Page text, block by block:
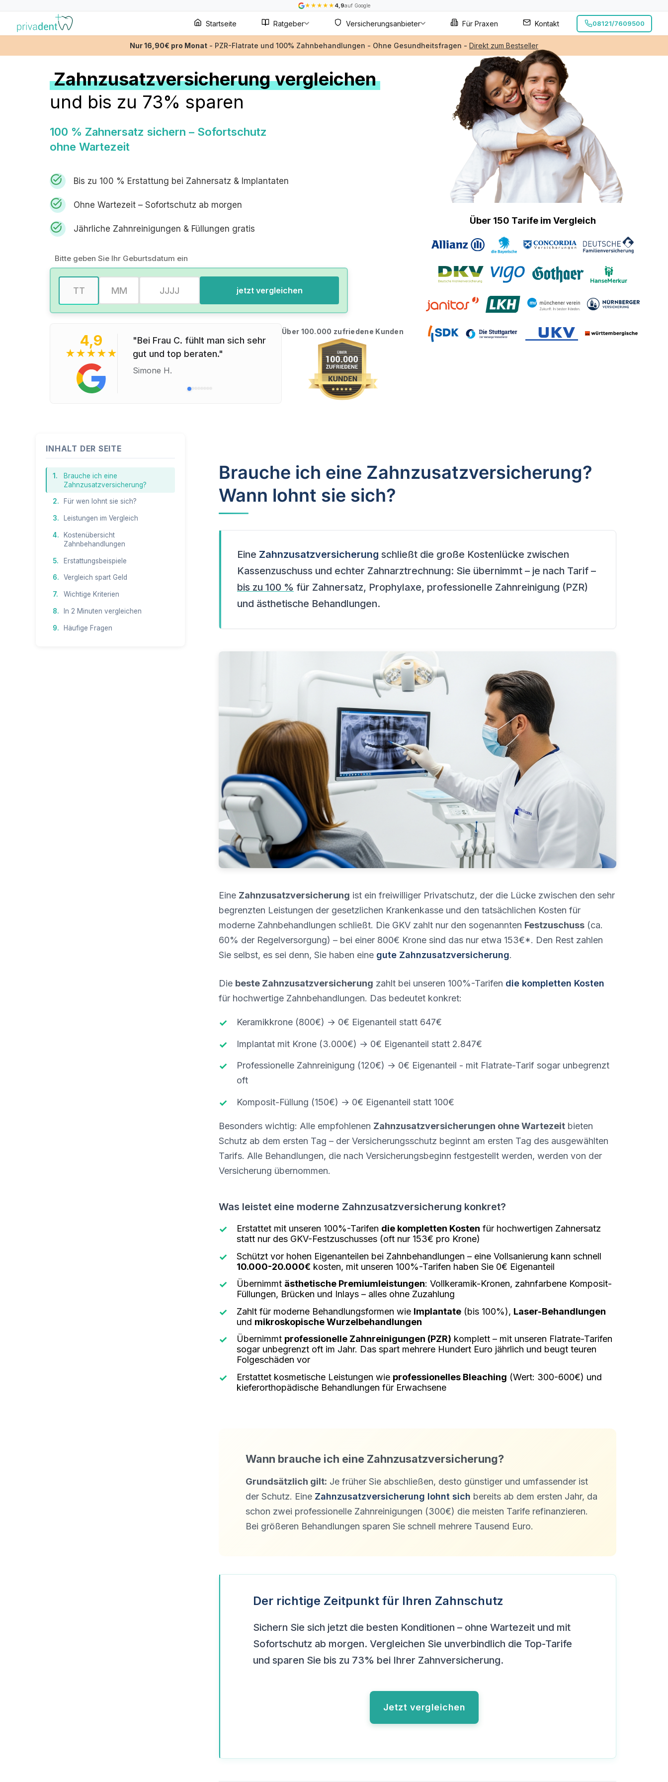
★ ★ ★ ★ ★ 4,9auf Google
Startseite Ratgeber Versicherungsanbieter Für Praxen Kontakt 08121/7609500
Nur 16,90€ pro Monat - PZR-Flatrate und 100% Zahnbehandlungen - Ohne Gesundheitsfragen - Direkt zum Bestseller
Zahnzusatzversicherung vergleichen
und bis zu 73% sparen
100 % Zahnersatz sichern – Sofortschutz
ohne Wartezeit
task_alt Bis zu 100 % Erstattung bei Zahnersatz & Implantaten
task_alt Ohne Wartezeit – Sofortschutz ab morgen
task_alt Jährliche Zahnreinigungen & Füllungen gratis
Bitte geben Sie Ihr Geburtsdatum ein
Tag Monat
jetzt vergleichen
4,9
★★★★★
"Bei Frau C. fühlt man sich sehr
gut und top beraten."
Simone H.
Über 100.000 zufriedene Kunden
Über 150 Tarife im Vergleich
INHALT DER SEITE
1.
Brauche ich eine
Zahnzusatzversicherung?
2. Für wen lohnt sie sich?
3. Leistungen im Vergleich
4.
Kostenübersicht
Zahnbehandlungen
5. Erstattungsbeispiele
6. Vergleich spart Geld
7. Wichtige Kriterien
8. In 2 Minuten vergleichen
9. Häufige Fragen
Brauche ich eine Zahnzusatzversicherung?
Wann lohnt sie sich?
Eine Zahnzusatzversicherung schließt die große Kostenlücke zwischen
Kassenzuschuss und echter Zahnarztrechnung: Sie übernimmt – je nach Tarif –
bis zu 100 % für Zahnersatz, Prophylaxe, professionelle Zahnreinigung (PZR)
und ästhetische Behandlungen.
Eine Zahnzusatzversicherung ist ein freiwilliger Privatschutz, der die Lücke zwischen den sehr
begrenzten Leistungen der gesetzlichen Krankenkasse und den tatsächlichen Kosten für
moderne Zahnbehandlungen schließt. Die GKV zahlt nur den sogenannten Festzuschuss (ca.
60% der Regelversorgung) – bei einer 800€ Krone sind das nur etwa 153€*. Den Rest zahlen
Sie selbst, es sei denn, Sie haben eine gute Zahnzusatzversicherung.
Die beste Zahnzusatzversicherung zahlt bei unseren 100%-Tarifen die kompletten Kosten
für hochwertige Zahnbehandlungen. Das bedeutet konkret:
Keramikkrone (800€) → 0€ Eigenanteil statt 647€
Implantat mit Krone (3.000€) → 0€ Eigenanteil statt 2.847€
Professionelle Zahnreinigung (120€) → 0€ Eigenanteil - mit Flatrate-Tarif sogar unbegrenzt
oft
Komposit-Füllung (150€) → 0€ Eigenanteil statt 100€
Besonders wichtig: Alle empfohlenen Zahnzusatzversicherungen ohne Wartezeit bieten
Schutz ab dem ersten Tag – der Versicherungsschutz beginnt am ersten Tag des ausgewählten
Tarifs. Alle Behandlungen, die nach Versicherungsbeginn festgestellt werden, werden von der
Versicherung übernommen.
Was leistet eine moderne Zahnzusatzversicherung konkret?
Erstattet mit unseren 100%-Tarifen die kompletten Kosten für hochwertigen Zahnersatz
statt nur des GKV-Festzuschusses (oft nur 153€ pro Krone)
Schützt vor hohen Eigenanteilen bei Zahnbehandlungen – eine Vollsanierung kann schnell
10.000-20.000€ kosten, mit unseren 100%-Tarifen haben Sie 0€ Eigenanteil
Übernimmt ästhetische Premiumleistungen: Vollkeramik-Kronen, zahnfarbene Komposit-
Füllungen, Brücken und Inlays – alles ohne Zuzahlung
Zahlt für moderne Behandlungsformen wie Implantate (bis 100%), Laser-Behandlungen
und mikroskopische Wurzelbehandlungen
Übernimmt professionelle Zahnreinigungen (PZR) komplett – mit unseren Flatrate-Tarifen
sogar unbegrenzt oft im Jahr. Das spart mehrere Hundert Euro jährlich und beugt teuren
Folgeschäden vor
Erstattet kosmetische Leistungen wie professionelles Bleaching (Wert: 300-600€) und
kieferorthopädische Behandlungen für Erwachsene
Wann brauche ich eine Zahnzusatzversicherung?
Grundsätzlich gilt: Je früher Sie abschließen, desto günstiger und umfassender ist
der Schutz. Eine Zahnzusatzversicherung lohnt sich bereits ab dem ersten Jahr, da
schon zwei professionelle Zahnreinigungen (300€) die meisten Tarife refinanzieren.
Bei größeren Behandlungen sparen Sie schnell mehrere Tausend Euro.
Der richtige Zeitpunkt für Ihren Zahnschutz
Sichern Sie sich jetzt die besten Konditionen – ohne Wartezeit und mit
Sofortschutz ab morgen. Vergleichen Sie unverbindlich die Top-Tarife
und sparen Sie bis zu 73% bei Ihrer Zahnversicherung.
Jetzt vergleichen